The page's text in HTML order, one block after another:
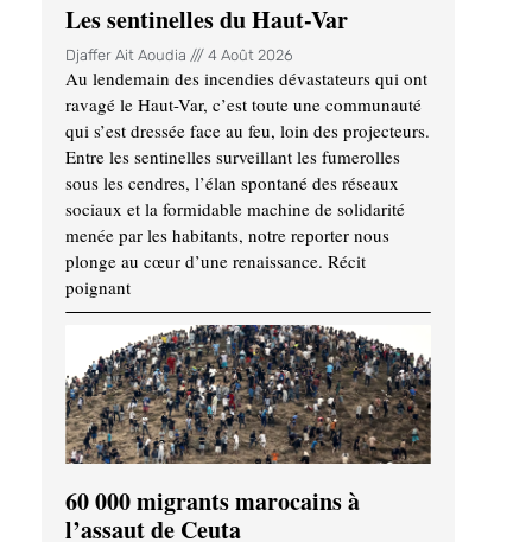
Les sentinelles du Haut-Var
Djaffer Ait Aoudia 4 Août 2026
Au lendemain des incendies dévastateurs qui ont
ravagé le Haut-Var, c’est toute une communauté
qui s’est dressée face au feu, loin des projecteurs.
Entre les sentinelles surveillant les fumerolles
sous les cendres, l’élan spontané des réseaux
sociaux et la formidable machine de solidarité
menée par les habitants, notre reporter nous
plonge au cœur d’une renaissance. Récit
poignant
60 000 migrants marocains à
l’assaut de Ceuta